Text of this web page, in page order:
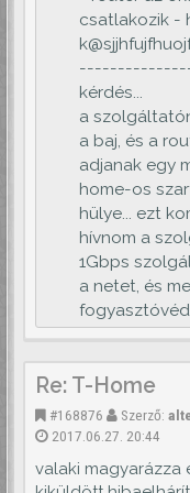
csatlakozik -
kérdés...
a
a baj, és a
adjanak egy
home-os
hülye... ezt
hívnom a
1Gbps
a netet, és
Re: T-Home
#168876 Szerző:
2017.06.27. 20:44
valaki magyarázza